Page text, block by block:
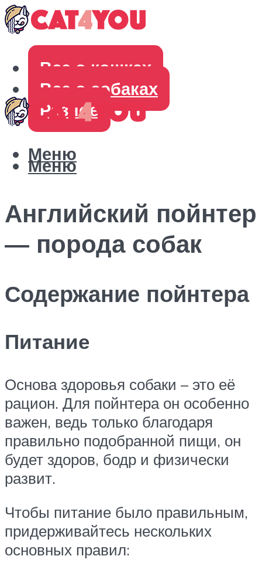
Все о кошках
Все о собаках
Разное
Меню
Меню
Английский пойнтер
— порода собак
Содержание пойнтера
Питание
Основа здоровья собаки – это её
рацион. Для пойнтера он особенно
важен, ведь только благодаря
правильно подобранной пищи, он
будет здоров, бодр и физически
развит.
Чтобы питание было правильным,
придерживайтесь нескольких
основных правил: